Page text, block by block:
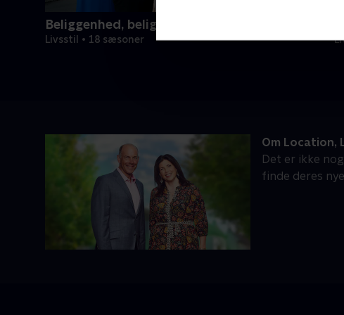
Beliggenhed, beliggenhed, beliggenhed
Livsstil • 18 sæsoner
Om Location,
Det er ikke
finde deres